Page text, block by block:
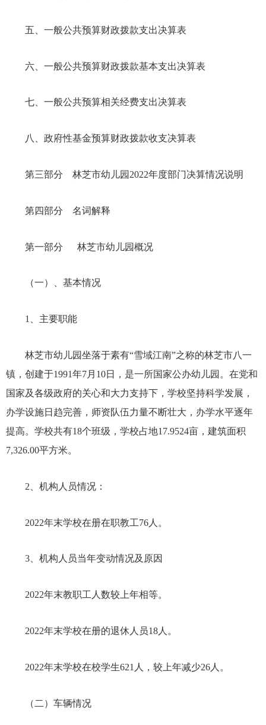
五、一般公共预算财政拨款支出决算表
六、一般公共预算财政拨款基本支出决算表
七、一般公共预算相关经费支出决算表
八、政府性基金预算财政拨款收支决算表
第三部分 林芝市幼儿园 2022年度部门决算情况说明
第四部分 名词解释
第一部分 林芝市幼儿园概况
（一）、基本情况
1、主要职能
林芝市幼儿园坐落于素有“雪域江南”之称的林芝市八一
镇，创建于1991年7月10日，是一所国家公办幼儿园。在党和
国家及各级政府的关心和大力支持下，学校坚持科学发展，
办学设施日趋完善，师资队伍力量不断壮大，办学水平逐年
提高。学校共有18个班级，学校占地17.9524亩，建筑面积
7,326.00平方米。
2、机构人员情况：
2022年末学校在册在职教工76 人。
3、机构人员当年变动情况及原因
2022年末教职工人数较上年相等。
2022年末学校在册的退休人员18 人。
2022年末学校在校学生621 人，较上年减少26 人。
（二）车辆情况